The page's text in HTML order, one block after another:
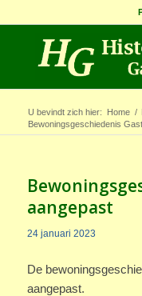
U bevindt zich hier: Home /
Bewoningsgeschiedenis
aangepast
24 januari 2023
De
aangepast.